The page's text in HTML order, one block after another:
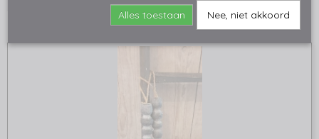
Alles toestaan Nee, niet akkoord